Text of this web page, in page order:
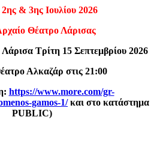
& 3ης Ιουλίου 2026
Θέατρο Λάρισας
Τρίτη 15 Σεπτεμβρίου 2026
Αλκαζάρ στις 21:00
https://www.more.com/gr-
gamos-1/και στο κατάστημα
PUBLIC)